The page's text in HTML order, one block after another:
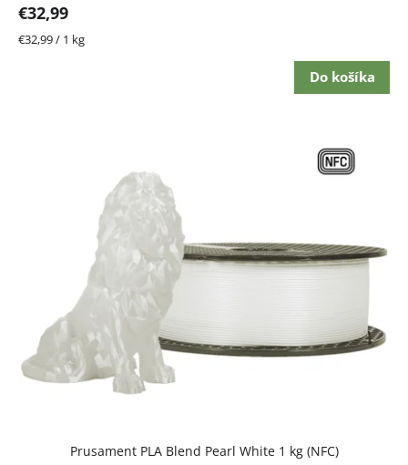
€32,99
Jednotková
€32,99 / 1 kg
Do košíka
Prusament PLA Blend Pearl White 1 kg (NFC)